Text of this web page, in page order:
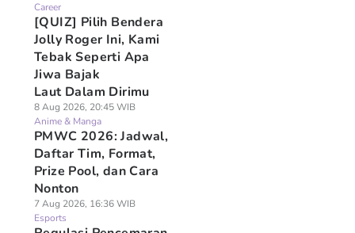
Career
[QUIZ] Pilih Bendera
Jolly Roger Ini, Kami
Tebak Seperti Apa
Jiwa Bajak
Laut Dalam Dirimu
8 Aug 2026, 20:45 WIB
Anime & Manga
PMWC 2026: Jadwal,
Daftar Tim, Format,
Prize Pool, dan Cara
Nonton
7 Aug 2026, 16:36 WIB
Esports